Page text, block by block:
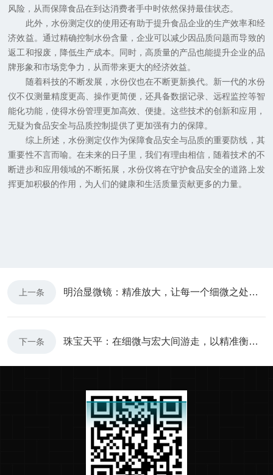
风险，从而保障食品在到达消费者手中时依然保持最佳状态。
此外，水份测定仪的使用还有助于提升食品企业的生产效率和经
济效益。通过精确控制水份含量，企业可以减少因品质问题而导致的
返工和报废，降低生产成本。同时，高质量的产品也能提升企业的品
牌形象和市场竞争力，从而带来更大的经济效益。
随着科技的不断发展，水份仪也在不断更新换代。新一代的水份
仪不仅测量精度更高、操作更简便，还具备数据记录、远程监控等智
能化功能，使得水份管理更加高效、便捷。这些技术的创新和应用，
无疑为食品安全与品质控制提供了更加强有力的保障。
综上所述，水份测定仪作为保障食品安全与品质的重要防线，其
重要性不言而喻。在未来的日子里，我们有理由相信，随着技术的不
断进步和应用领域的不断拓展，水份仪将在守护食品安全的道路上发
挥更加积极的作用，为人们的健康和生活质量贡献更多的力量。
上一条 明治显微镜：精准放大，让每一个细微之处都尽收眼底！
下一条 珠宝天平：在细微与宏大间游走，以精准衡量诠释珠宝艺术